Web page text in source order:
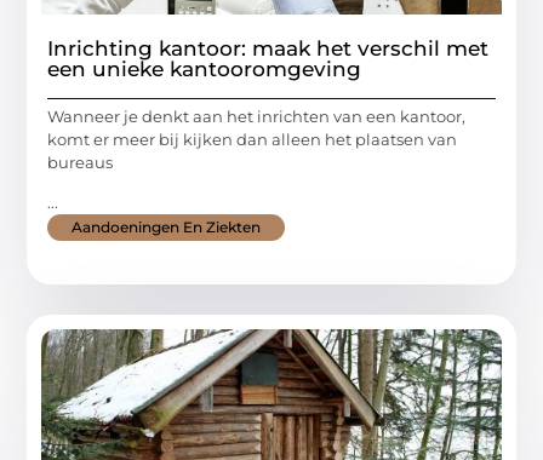
Inrichting kantoor: maak het verschil met
een unieke kantooromgeving
Wanneer je denkt aan het inrichten van een kantoor,
komt er meer bij kijken dan alleen het plaatsen van
bureaus
...
Aandoeningen En Ziekten